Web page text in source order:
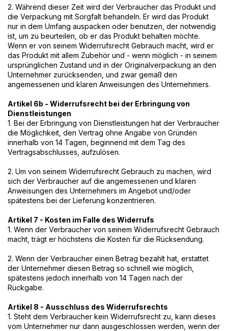
2. Während dieser Zeit wird der Verbraucher das Produkt und
die Verpackung mit Sorgfalt behandeln. Er wird das Produkt
nur in dem Umfang auspacken oder benutzen, der notwendig
ist, um zu beurteilen, ob er das Produkt behalten möchte.
Wenn er von seinem Widerrufsrecht Gebrauch macht, wird er
das Produkt mit allem Zubehör und - wenn möglich - in seinem
ursprünglichen Zustand und in der Originalverpackung an den
Unternehmer zurücksenden, und zwar gemäß den
angemessenen und klaren Anweisungen des Unternehmers.
Artikel 6b - Widerrufsrecht bei der Erbringung von
Dienstleistungen
1. Bei der Erbringung von Dienstleistungen hat der Verbraucher
die Möglichkeit, den Vertrag ohne Angabe von Gründen
innerhalb von 14 Tagen, beginnend mit dem Tag des
Vertragsabschlusses, aufzulösen.
2. Um von seinem Widerrufsrecht Gebrauch zu machen, wird
sich der Verbraucher auf die angemessenen und klaren
Anweisungen des Unternehmers im Angebot und/oder
spätestens bei der Lieferung konzentrieren.
Artikel 7 - Kosten im Falle des Widerrufs
1. Wenn der Verbraucher von seinem Widerrufsrecht Gebrauch
macht, trägt er höchstens die Kosten für die Rücksendung.
2. Wenn der Verbraucher einen Betrag bezahlt hat, erstattet
der Unternehmer diesen Betrag so schnell wie möglich,
spätestens jedoch innerhalb von 14 Tagen nach der
Rückgabe.
Artikel 8 - Ausschluss des Widerrufsrechts
1. Steht dem Verbraucher kein Widerrufsrecht zu, kann dieses
vom Unternehmer nur dann ausgeschlossen werden, wenn der